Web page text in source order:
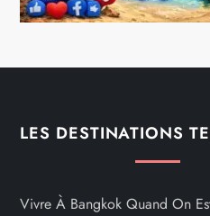
LES DESTINATIONS
Vivre À Bangkok Quand On